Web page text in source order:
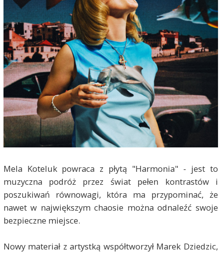
Mela Koteluk powraca z płytą "Harmonia" - jest to
muzyczna podróż przez świat pełen kontrastów i
poszukiwań równowagi, która ma przypominać, że
nawet w największym chaosie można odnaleźć swoje
bezpieczne miejsce.
Nowy materiał z artystką współtworzył Marek Dziedzic,